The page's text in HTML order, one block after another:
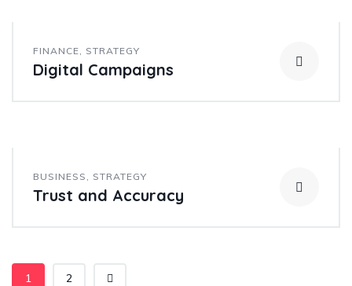
FINANCE STRATEGY
Digital Campaigns
BUSINESS STRATEGY
Trust and Accuracy
1 2